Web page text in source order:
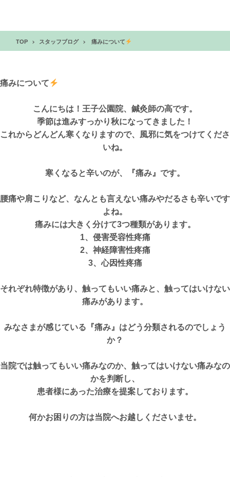
TOP スタッフブログ 痛みについて
痛みについて
こんにちは！王子公園院、鍼灸師の高です。
季節は進みすっかり秋になってきました！
これからどんどん寒くなりますので、風邪に気をつけてくださ
いね。
寒くなると辛いのが、『痛み』です。
腰痛や肩こりなど、なんとも言えない痛みやだるさも辛いです
よね。
痛みには大きく分けて3つ種類があります。
1、侵害受容性疼痛
2、神経障害性疼痛
3、心因性疼痛
それぞれ特徴があり、触ってもいい痛みと、触ってはいけない
痛みがあります。
みなさまが感じている『痛み』はどう分類されるのでしょう
か？
当院では触ってもいい痛みなのか、触ってはいけない痛みなの
かを判断し、
患者様にあった治療を提案しております。
何かお困りの方は当院へお越しくださいませ。